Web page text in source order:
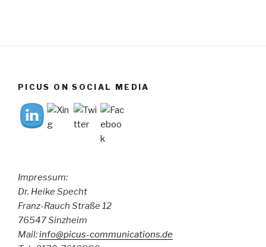
PICUS ON SOCIAL MEDIA
Impressum:
Dr. Heike Specht
Franz-Rauch Straße 12
76547 Sinzheim
Mail:info@picus-communications.de